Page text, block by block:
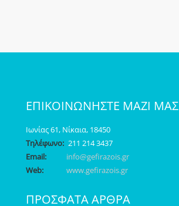
ΕΠΙΚΟΙΝΩΝΗΣΤΕ ΜΑΖΙ ΜΑΣ
Ιωνίας 61, Νίκαια, 18450
Τηλέφωνο:211 214 3437
Email:
info@gefirazois.gr
Web:
www.gefirazois.gr
ΠΡΟΣΦΑΤΑ ΑΡΘΡΑ